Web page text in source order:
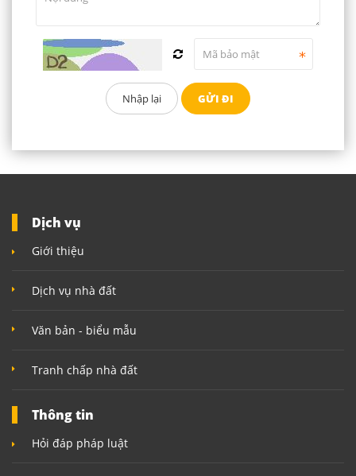
Dịch vụ
Giới thiệu
Dịch vụ nhà đất
Văn bản - biểu mẫu
Tranh chấp nhà đất
Thông tin
Hỏi đáp pháp luật